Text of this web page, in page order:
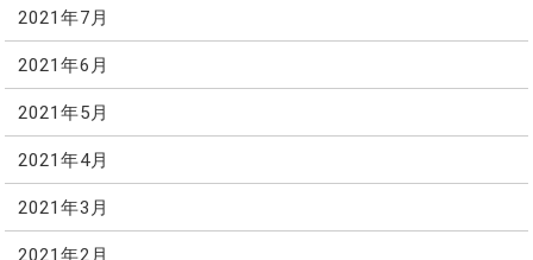
2021年7月
2021年6月
2021年5月
2021年4月
2021年3月
2021年2月